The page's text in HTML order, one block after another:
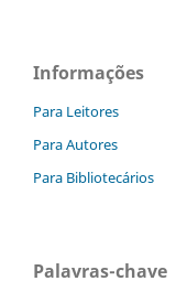
Informações
Para Leitores
Para Autores
Para Bibliotecários
Palavras-chave